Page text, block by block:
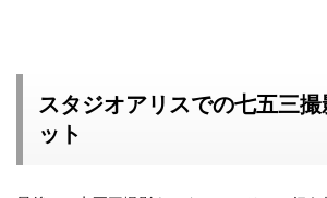
スタジオアリスでの七五三撮
ット